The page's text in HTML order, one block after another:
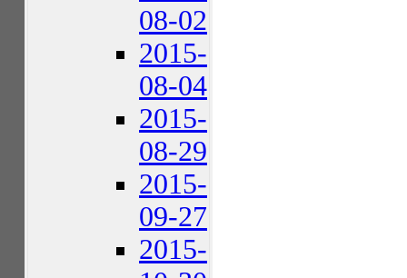
08-02
2015-
08-04
2015-
08-29
2015-
09-27
2015-